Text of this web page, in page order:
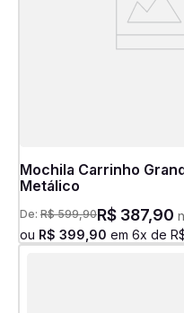
Mochila Carrinho
Metálico
De: R$ 599,90R$ 387,90
ou R$ 399 90 em 6x de